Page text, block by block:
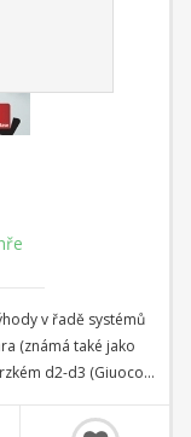
v řadě systémů
(známá také jako
d2-d3 (Giuoco
je termín, který